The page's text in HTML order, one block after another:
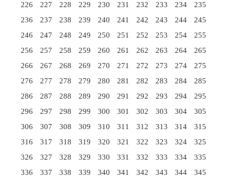
226
227 228 229 230 231 232 233 234
235
236
237 238 239 240 241 242 243 244
245
246
247 248 249 250 251 252 253 254
255
256
257 258 259 260 261 262 263 264
265
266
267 268 269 270 271 272 273 274
275
276
277 278 279 280 281 282 283 284
285
286
287 288 289 290 291 292 293 294
295
296
297 298 299 300 301 302 303 304
305
306
307 308 309 310 311 312 313 314
315
316
317 318 319 320 321 322 323 324
325
326
327 328 329 330 331 332 333 334
335
336
337 338 339 340 341 342 343 344
345